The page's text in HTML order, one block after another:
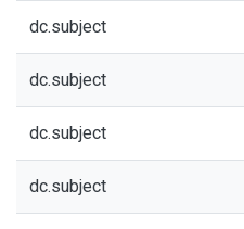
dc.subject
dc.subject
dc.subject
dc.subject